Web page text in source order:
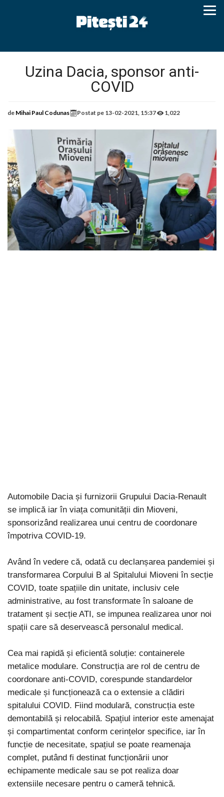
Uzina Dacia, sponsor anti-
COVID
de Mihai Paul Codunas Postat pe 13-02-2021, 15:37 1,022
Automobile Dacia și furnizorii Grupului Dacia-Renault
se implică iar în viața comunității din Mioveni,
sponsorizând realizarea unui centru de coordonare
împotriva COVID-19.
Având în vedere că, odată cu declanșarea pandemiei și
transformarea Corpului B al Spitalului Mioveni în secție
COVID, toate spațiile din unitate, inclusiv cele
administrative, au fost transformate în saloane de
tratament și secție ATI, se impunea realizarea unor noi
spații care să deservească personalul medical.
Cea mai rapidă și eficientă soluție: containerele
metalice modulare. Construcția are rol de centru de
coordonare anti-COVID, corespunde standardelor
medicale și funcționează ca o extensie a clădiri
spitalului COVID. Fiind modulară, construcția este
demontabilă și relocabilă. Spațiul interior este amenajat
și compartimentat conform cerințelor specifice, iar în
funcție de necesitate, spațiul se poate reamenaja
complet, putând fi destinat funcționării unor
echipamente medicale sau se pot realiza doar
extensiile necesare pentru o cameră tehnică.